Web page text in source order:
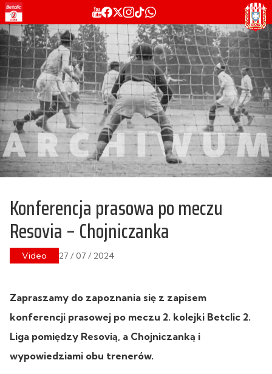
Konferencja prasowa po meczu
Resovia – Chojniczanka
Video 27 / 07 / 2024
Zapraszamy do zapoznania się z zapisem
konferencji prasowej po meczu 2. kolejki Betclic 2.
Liga pomiędzy Resovią, a Chojniczanką i
wypowiedziami obu trenerów.